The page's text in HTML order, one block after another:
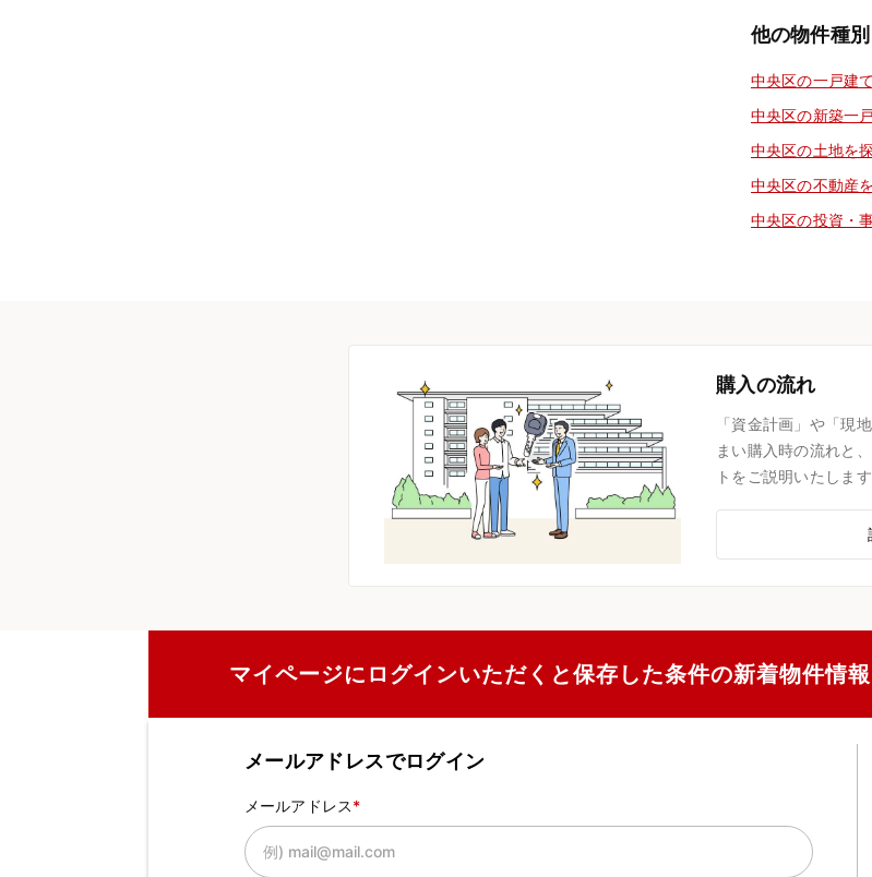
他の物件種別
中央区の一戸建
中央区の新築一
中央区の土地を
中央区の不動産
中央区の投資・
購入の流れ
「資金計画」や「現
まい購入時の流れと
トをご説明いたします
マイページにログインいただくと保存した条件の新着物件情
メールアドレスでログイン
メールアドレス